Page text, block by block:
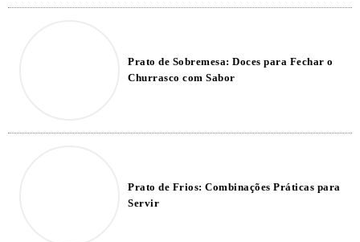
Prato de Sobremesa: Doces para Fechar o
Churrasco com Sabor
Prato de Frios: Combinações Práticas para
Servir